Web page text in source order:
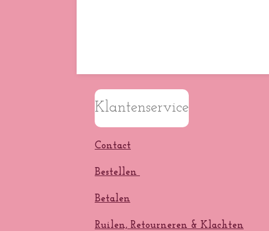
Klantenservice
Contact
Bestellen
Betalen
Ruilen, Retourneren & Klachten